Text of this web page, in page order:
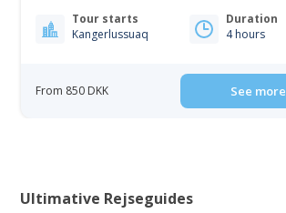
Tour starts
Kangerlussuaq
Duration
4 hours
From 850 DKK See more
Ultimative Rejseguides